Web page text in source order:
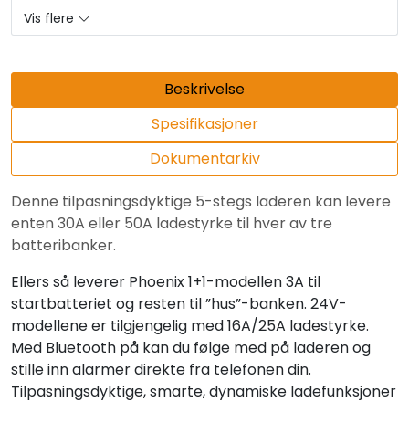
Vis flere
Beskrivelse
Spesifikasjoner
Dokumentarkiv
Denne tilpasningsdyktige 5-stegs laderen kan levere
enten 30A eller 50A ladestyrke til hver av tre
batteribanker.
Ellers så leverer Phoenix 1+1-modellen 3A til
startbatteriet og resten til ”hus”-banken. 24V-
modellene er tilgjengelig med 16A/25A ladestyrke.
Med Bluetooth på kan du følge med på laderen og
stille inn alarmer direkte fra telefonen din.
Tilpasningsdyktige, smarte, dynamiske ladefunksjoner